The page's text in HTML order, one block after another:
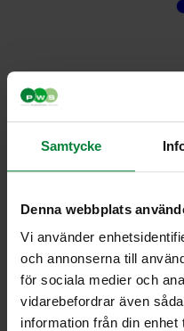
Samtycke
Denna webbplats
Vi använder
och annonserna till
för sociala medier och
vidarebefordrar även
information från din